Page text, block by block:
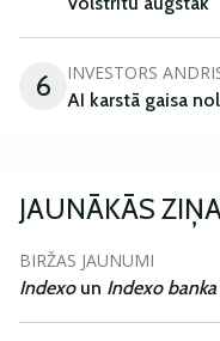
6 INVESTORS
AI karstā gaisa
JAUNĀKĀS
BIRŽAS JAUNUMI
Indexoun Indexo banka